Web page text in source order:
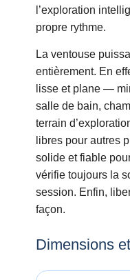
l’exploration
propre rythme.
La ventouse
entièrement. En
lisse et plane —
salle de bain,
terrain
libres pour autres
solide et fiable
vérifie toujours la
session. Enfin,
façon.
Dimensions